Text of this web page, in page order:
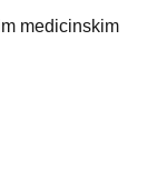
medicinskim